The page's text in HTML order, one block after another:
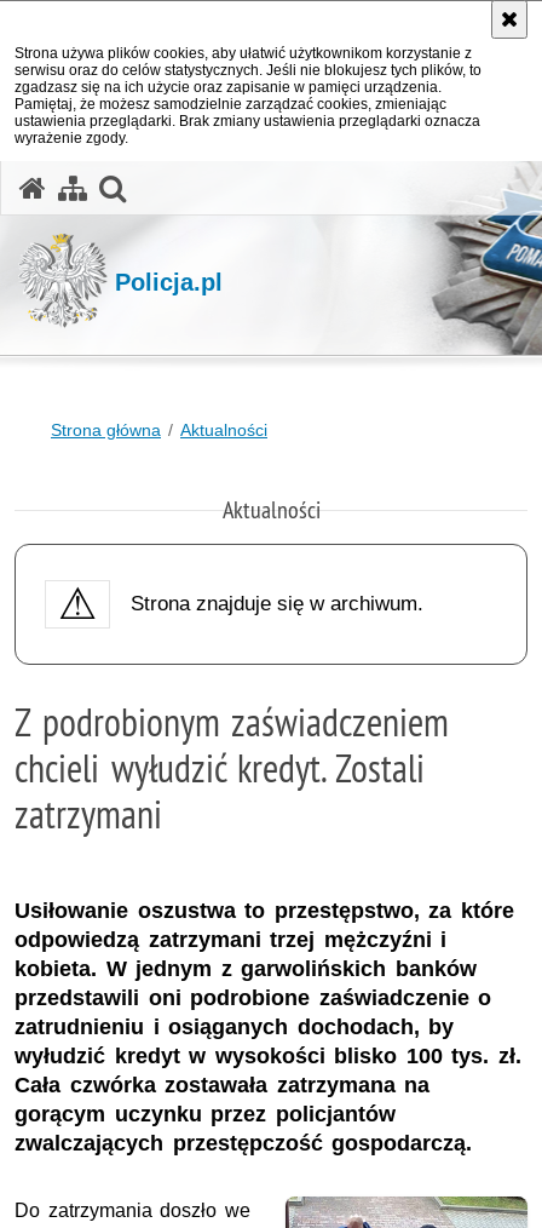
Strona używa plików cookies, aby ułatwić użytkownikom korzystanie z
serwisu oraz do celów statystycznych. Jeśli nie blokujesz tych plików, to
zgadzasz się na ich użycie oraz zapisanie w pamięci urządzenia.
Pamiętaj, że możesz samodzielnie zarządzać cookies, zmieniając
ustawienia przeglądarki. Brak zmiany ustawienia przeglądarki oznacza
wyrażenie zgody.
Policja.pl
Strona główna Aktualności
Aktualności
Strona znajduje się w archiwum.
Z podrobionym zaświadczeniem
chcieli wyłudzić kredyt. Zostali
zatrzymani
Usiłowanie oszustwa to przestępstwo, za które
odpowiedzą zatrzymani trzej mężczyźni i
kobieta. W jednym z garwolińskich banków
przedstawili oni podrobione zaświadczenie o
zatrudnieniu i osiąganych dochodach, by
wyłudzić kredyt w wysokości blisko 100 tys. zł.
Cała czwórka zostawała zatrzymana na
gorącym uczynku przez policjantów
zwalczających przestępczość gospodarczą.
Do zatrzymania doszło we